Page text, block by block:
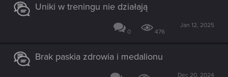
Uniki w treningu nie działają
0 476
Jan 12, 2025
Brak paskia zdrowia i medalionu
Dec 20, 2024